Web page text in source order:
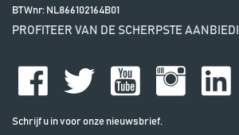
BTWnr: NL866102164B01
PROFITEER VAN DE SCHERPSTE
Schrijf u in voor onze nieuwsbrief.